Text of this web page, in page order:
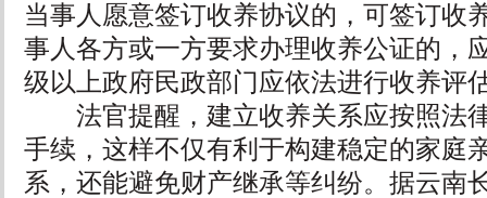
当事人愿意签订收养协议的，可签订收
事人各方或一方要求办理收养公证的，
级以上政府民政部门应依法进行收养评
法官提醒，建立收养关系应按照法
手续，这样不仅有利于构建稳定的家庭
系，还能避免财产继承等纠纷。据云南